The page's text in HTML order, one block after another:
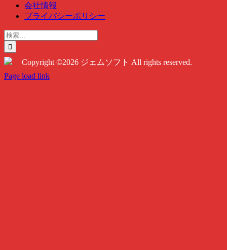
会社情報
プライバシーポリシー
検
索
…
Copyright ©2026 ジェムソフト All rights reserved.
Twitter
Instagram
Facebook
Page load link